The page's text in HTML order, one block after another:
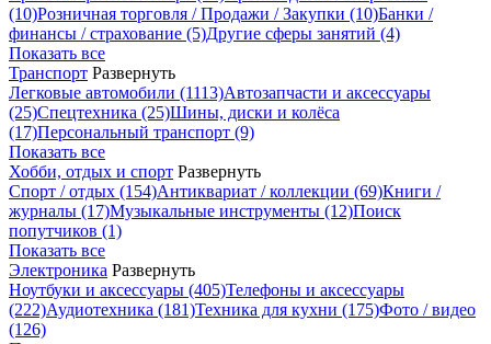
(10)Розничная торговля / Продажи / Закупки (10)Банки /
финансы / страхование (5)Другие сферы занятий (4)
Показать все
Транспорт Развернуть
Легковые автомобили (1113)Автозапчасти и аксессуары
(25)Спецтехника (25)Шины, диски и колёса
(17)Персональный транспорт (9)
Показать все
Хобби, отдых и спорт Развернуть
Спорт / отдых (154)Антиквариат / коллекции (69)Книги /
журналы (17)Музыкальные инструменты (12)Поиск
попутчиков (1)
Показать все
Электроника Развернуть
Ноутбуки и аксессуары (405)Телефоны и аксессуары
(222)Аудиотехника (181)Техника для кухни (175)Фото / видео
(126)